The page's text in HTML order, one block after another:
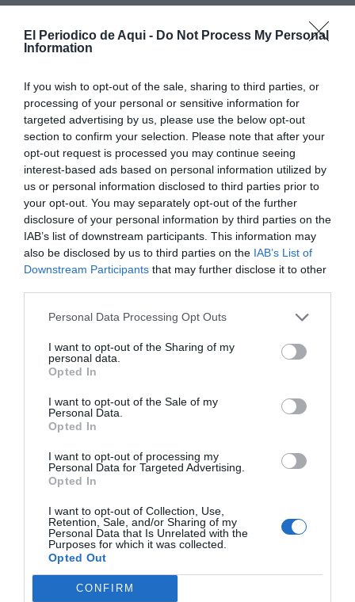
El Periodico de Aqui - Do Not Process My Personal
Information
If you wish to opt-out of the sale, sharing to third parties, or
processing of your personal or sensitive information for
targeted advertising by us, please use the below opt-out
section to confirm your selection. Please note that after your
opt-out request is processed you may continue seeing
interest-based ads based on personal information utilized by
us or personal information disclosed to third parties prior to
your opt-out. You may separately opt-out of the further
disclosure of your personal information by third parties on the
IAB’s list of downstream participants. This information may
also be disclosed by us to third parties on the IAB’s List of
Downstream Participants that may further disclose it to other
Personal Data Processing Opt Outs
I want to opt-out of the Sharing of my
personal data.
Opted In
I want to opt-out of the Sale of my
Personal Data.
Opted In
I want to opt-out of processing my
Personal Data for Targeted Advertising.
Opted In
I want to opt-out of Collection, Use,
Retention, Sale, and/or Sharing of my
Personal Data that Is Unrelated with the
Purposes for which it was collected.
Opted Out
CONFIRM
La Serraníaconcentra la mayor parte de la inversión,
con más de 1,27 millones de euros, seguida del
de Túria
, que recibirá 600.000 euros, y el Rincón de
Ademuz, con algo más de 451.000 euros.
En esta última comarca, las ayudas se repartirán entre
sus siete municipios, con cantidades que van desde
los algo más de 32.000 euros deTorrebajahasta los
más de 92.000 de Castielfabib. En la Serranía, destacan
asignaciones superiores a los 100.000 euros en
localidades comoAndillao Chelva. Por su parte, en el
Camp de Túria,Loriguilla ySerrafiguran entre los
municipios con mayor dotación.